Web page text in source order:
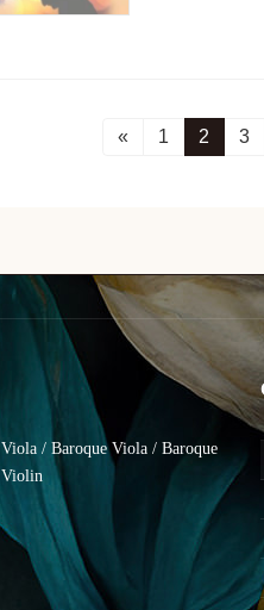
«
固
1
固
定
2
固
3
Viola / Baroque Viola / Baroque
Violin